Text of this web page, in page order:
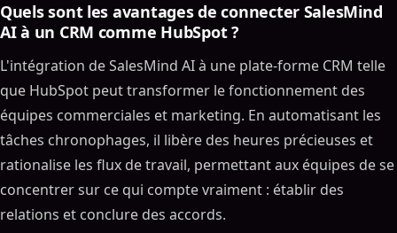
Quels sont les avantages de connecter SalesMind
AI à un CRM comme HubSpot ?
L'intégration de SalesMind AI à une plate-forme CRM telle
que HubSpot peut transformer le fonctionnement des
équipes commerciales et marketing. En automatisant les
tâches chronophages, il libère des heures précieuses et
rationalise les flux de travail, permettant aux équipes de se
concentrer sur ce qui compte vraiment : établir des
relations et conclure des accords.